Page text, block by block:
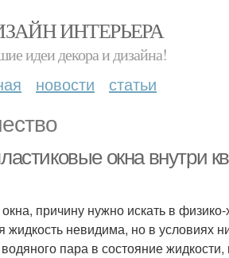
ИНТЕРЬЕРА
идеи декора и дизайна!
новости статьи
окна внутри
причину нужно искать в
жидкость невидима, но в условиях
пара в состояние жидкости,